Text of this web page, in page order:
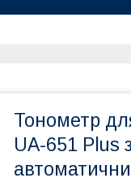
Тонометр
UA-651 Plus